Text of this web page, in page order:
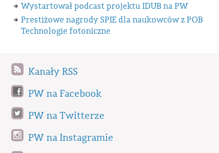
Wystartował podcast projektu IDUB na PW
Prestiżowe nagrody SPIE dla naukowców z POB
Technologie fotoniczne
Kanały RSS
PW na Facebook
PW na Twitterze
PW na Instagramie